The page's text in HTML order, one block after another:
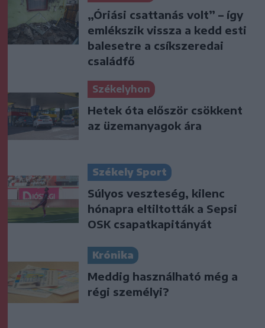
„Óriási csattanás volt” – így
emlékszik vissza a kedd esti
balesetre a csíkszeredai
családfő
Székelyhon
Hetek óta először csökkent
az üzemanyagok ára
Székely Sport
Súlyos veszteség, kilenc
hónapra eltiltották a Sepsi
OSK csapatkapitányát
Krónika
Meddig használható még a
régi személyi?